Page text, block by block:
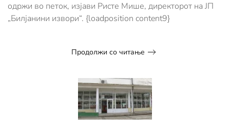
одржи во петок, изјави Ристе Мише, директорот на ЈП
„Билјанини извори“. {loadposition content9}
Продолжи со читање